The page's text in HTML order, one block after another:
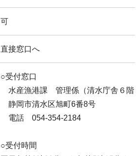
可
直接窓口へ
○受付窓口
水産漁港課 管理係（清水庁舎６階
静岡市清水区旭町6番8号
電話 054-354-2184
○受付時間